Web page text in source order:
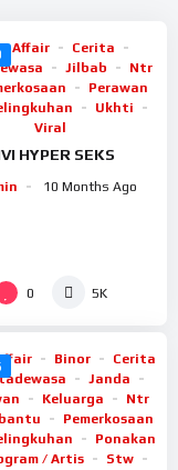
Affair
Cerita
Jilbab
Ntr
Perawan
Ukhti
Viral
HYPER SEKS
10 Months Ago
0 5K
Binor
Cerita
Janda
Keluarga
Ntr
Pemerkosaan
Ponakan
/ Artis
Stw